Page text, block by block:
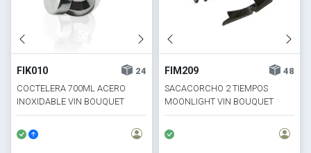
FIK010
24
COCTELERA 700ML ACERO
INOXIDABLE VIN BOUQUET
FIM209
48
SACACORCHO 2 TIEMPOS
MOONLIGHT VIN BOUQUET